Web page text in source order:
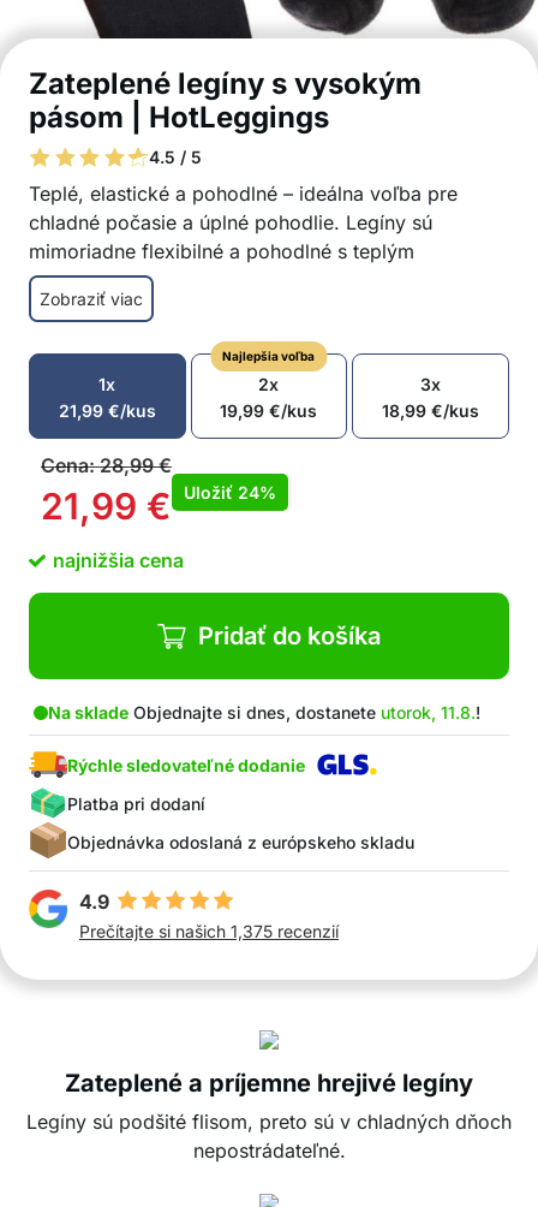
Zateplené legíny s vysokým
pásom | HotLeggings
4.5 / 5
Teplé, elastické a pohodlné – ideálna voľba pre
chladné počasie a úplné pohodlie. Legíny sú
mimoriadne flexibilné a pohodlné s teplým
polstrovaným vnútrom. Univerzálna veľkosť pre
všetky postavy!
Zateplené a príjemne hrejivé legíny
Vysoký pás, ktorý opticky zužuje postavu a
predlžuje nohy
Pekne tvarujú zadoček
Dokonale padnú na telo
Univerzálna veľkosť
Vysoká elasticita, priedušnosť a pohodlie
Balenie obsahuje: 1x zateplené zimné legíny
Zobraziť viac
1x
21,99 €/kus
Najlepšia voľba
2x
19,99€/kus
3x
18,99€/kus
Cena:28,99€
21,99 € Uložiť 24%
najnižšia cena
Pridať do košíka
Na sklade Objednajte si dnes, dostanete utorok, 11.8.!
Rýchle sledovateľné dodanie
Platba pri dodaní
Objednávka odoslaná z európskeho skladu
4.9
Prečítajte si našich 1,375 recenzií
Zateplené a príjemne hrejivé legíny
Legíny sú podšité flisom, preto sú v chladných dňoch
nepostrádateľné.